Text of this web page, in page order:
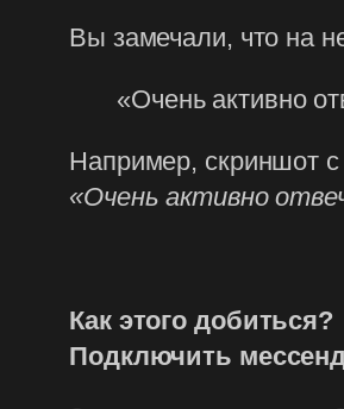
Вы замечали, что на
«Очень активно
Например, скриншот с
«Очень активно
Как этого добиться?
Подключить